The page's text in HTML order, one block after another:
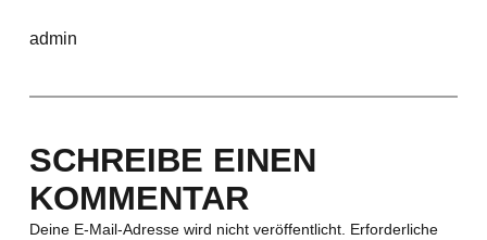
admin
SCHREIBE EINEN
KOMMENTAR
Deine E-Mail-Adresse wird nicht veröffentlicht. Erforderliche